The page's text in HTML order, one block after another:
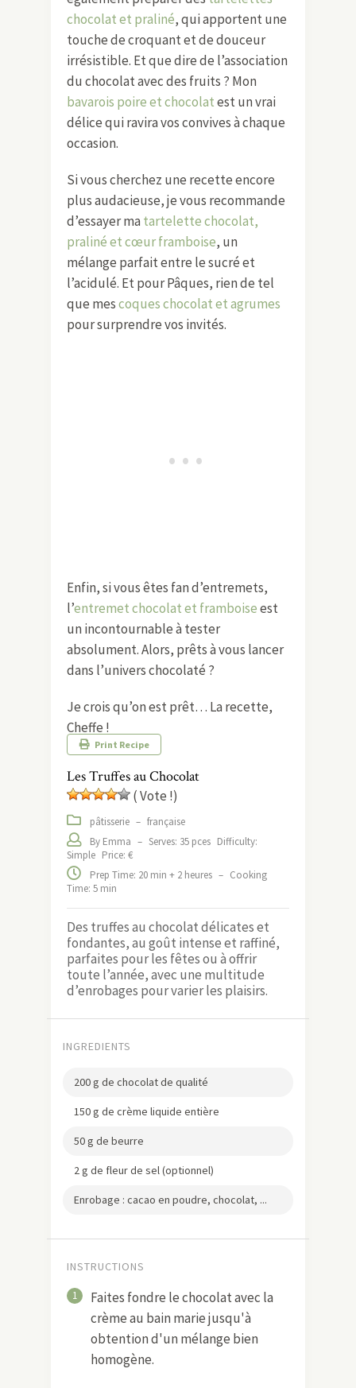
chocolat et praliné, qui apportent une
touche de croquant et de douceur
irrésistible. Et que dire de l’association
du chocolat avec des fruits ? Mon
bavarois poire et chocolatest un vrai
délice qui ravira vos convives à chaque
occasion.
Si vous cherchez une recette encore
plus audacieuse, je vous recommande
d’essayer ma tartelette chocolat,
praliné et cœur framboise, un
mélange parfait entre le sucré et
l’acidulé. Et pour Pâques, rien de tel
que mescoques chocolat et agrumes
pour surprendre vos invités.
Enfin, si vous êtes fan d’entremets,
l’entremet chocolat et framboiseest
un incontournable à tester
absolument. Alors, prêts à vous lancer
dans l’univers chocolaté ?
Je crois qu’on est prêt… La recette,
Cheffe !
Print Recipe
Les Truffes au Chocolat
( Vote !)
pâtisserie – française
By Emma – Serves: 35 pces Difficulty:
Simple Price: €
Prep Time: 20 min + 2 heures – Cooking
Time: 5 min
Des truffes au chocolat délicates et
fondantes, au goût intense et raffiné,
parfaites pour les fêtes ou à offrir
toute l’année, avec une multitude
d’enrobages pour varier les plaisirs.
INGREDIENTS
200 g de chocolat de qualité
150 g de crème liquide entière
50 g de beurre
2 g de fleur de sel (optionnel)
Enrobage : cacao en poudre, chocolat, ...
INSTRUCTIONS
1
Faites fondre le chocolat avec la
crème au bain marie jusqu'à
obtention d'un mélange bien
homogène.